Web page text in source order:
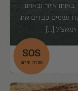
אזור ובאותו
משתנה לחלוטין. ביולי 2023 פקדו גשמים כבדים את
הרשמה
SOS
מקרה חירום